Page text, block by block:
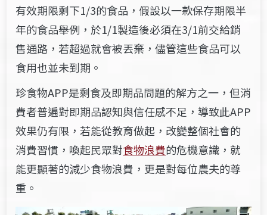
有效期限剩下1/3的食品，假設以一款保存期限半
年的食品舉例，於1/1製造後必須在3/1前交給銷
售通路，若超過就會被丟棄，儘管這些食品可以
食用也並未到期。
珍食物APP是剩食及即期品問題的解方之一，但消
費者普遍對即期品認知與信任感不足，導致此APP
效果仍有限，若能從教育做起，改變整個社會的
消費習慣，喚起民眾對食物浪費的危機意識，就
能更顯著的減少食物浪費，更是對每位農夫的尊
重。